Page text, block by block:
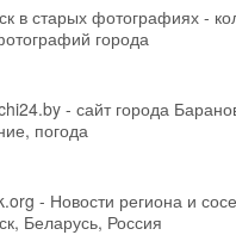
в старых фотографиях -
города
- сайт города
погода
- Новости региона и
Беларусь, Россия